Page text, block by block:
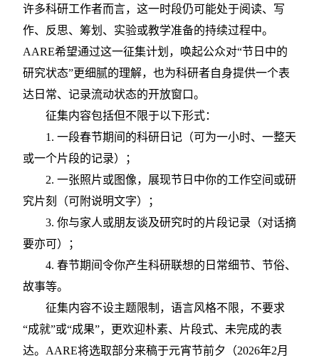
许多科研工作者而言，这一时段仍可能处于阅读、写
作、反思、筹划、实验或教学准备的持续过程中。
AARE希望通过这一征集计划，唤起公众对“节日中的
研究状态”更细腻的理解，也为科研者自身提供一个表
达日常、记录流动状态的开放窗口。
征集内容包括但不限于以下形式：
1. 一段春节期间的科研日记（可为一小时、一整天
或一个片段的记录）
；
2. 一张照片或图像，展现节日中你的工作空间或研
究片刻（可附说明文字）
；
3. 你与家人或朋友谈及研究时的片段记录（对话摘
要亦可）
；
4. 春节期间令你产生科研联想的日常细节、节俗、
故事等。
征集内容不设主题限制，语言风格不限，不要求
“成就”或“成果”，更欢迎朴素、片段式、未完成的表
达。AARE将选取部分来稿于元宵节前夕（2026年2月